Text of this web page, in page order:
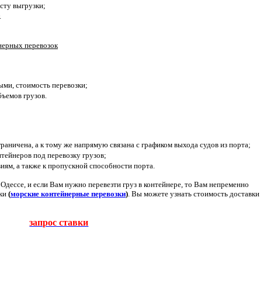
выгрузки;
перевозок
стоимость перевозки;
грузов.
а к тому же напрямую связана с графиком выхода судов из порта;
под перевозку грузов;
а также к пропускной способности порта.
и если Вам нужно перевезти груз в контейнере, то Вам непременно
(морские контейнерные перевозки) . Вы можете узнать стоимость доставки
запрос ставки